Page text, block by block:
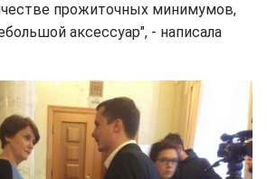
прожиточных минимумов,
аксессуар", - написала